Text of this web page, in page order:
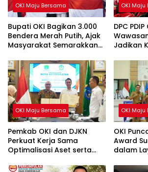
OKI Maju Bersama
Bupati OKI Bagikan 3.000
Bendera Merah Putih, Ajak
Masyarakat Semarakkan
OKI Maju
DPC
Jadikan
OKI Maju Bersama
Pemkab OKI dan DJKN
Perkuat Kerja Sama
Optimalisasi Aset serta
OKI Maju
OKI
Award
dalam